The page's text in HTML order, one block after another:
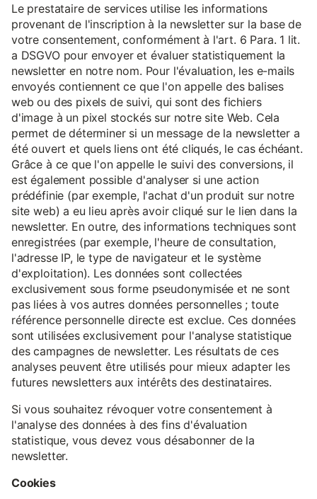
Le prestataire de services utilise les informations
provenant de l'inscription à la newsletter sur la base de
votre consentement, conformément à l'art. 6 Para. 1 lit.
a DSGVO pour envoyer et évaluer statistiquement la
newsletter en notre nom. Pour l'évaluation, les e-mails
envoyés contiennent ce que l'on appelle des balises
web ou des pixels de suivi, qui sont des fichiers
d'image à un pixel stockés sur notre site Web. Cela
permet de déterminer si un message de la newsletter a
été ouvert et quels liens ont été cliqués, le cas échéant.
Grâce à ce que l'on appelle le suivi des conversions, il
est également possible d'analyser si une action
prédéfinie (par exemple, l'achat d'un produit sur notre
site web) a eu lieu après avoir cliqué sur le lien dans la
newsletter. En outre, des informations techniques sont
enregistrées (par exemple, l'heure de consultation,
l'adresse IP, le type de navigateur et le système
d'exploitation). Les données sont collectées
exclusivement sous forme pseudonymisée et ne sont
pas liées à vos autres données personnelles ; toute
référence personnelle directe est exclue. Ces données
sont utilisées exclusivement pour l'analyse statistique
des campagnes de newsletter. Les résultats de ces
analyses peuvent être utilisés pour mieux adapter les
futures newsletters aux intérêts des destinataires.
Si vous souhaitez révoquer votre consentement à
l'analyse des données à des fins d'évaluation
statistique, vous devez vous désabonner de la
newsletter.
Cookies